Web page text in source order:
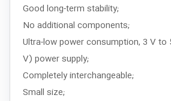
Good long-term stability;
No additional components;
Ultra-low power consumption, 3 V to
V) power supply;
Completely interchangeable;
Small size;